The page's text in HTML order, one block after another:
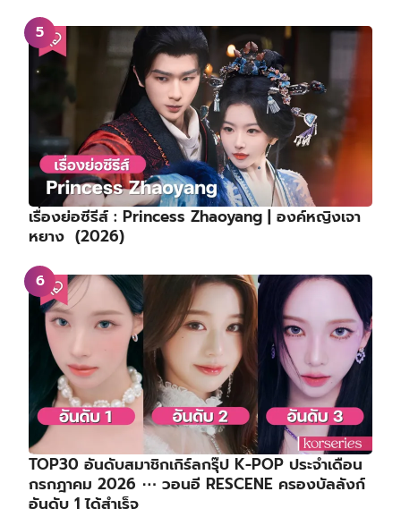
เรื่องย่อซีรีส์ : Princess Zhaoyang | องค์หญิงเจา
หยาง (2026)
TOP30 อันดับสมาชิกเกิร์ลกรุ๊ป K-POP ประจำเดือน
กรกฎาคม 2026 ⋯ วอนอี RESCENE ครองบัลลังก์
อันดับ 1 ได้สำเร็จ